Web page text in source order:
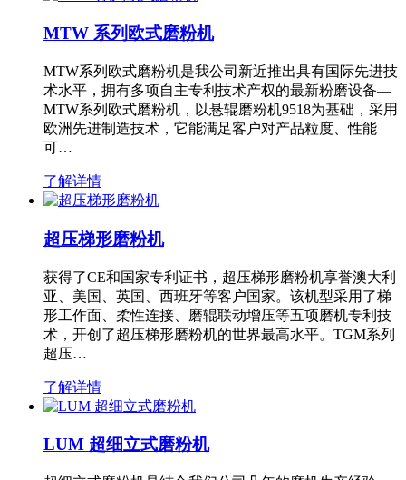
MTW 系列欧式磨粉机
MTW系列欧式磨粉机是我公司新近推出具有国际先进技
术水平，拥有多项自主专利技术产权的最新粉磨设备—
MTW系列欧式磨粉机，以悬辊磨粉机9518为基础，采用
欧洲先进制造技术，它能满足客户对产品粒度、性能
可…
了解详情
超压梯形磨粉机
获得了CE和国家专利证书，超压梯形磨粉机享誉澳大利
亚、美国、英国、西班牙等客户国家。该机型采用了梯
形工作面、柔性连接、磨辊联动增压等五项磨机专利技
术，开创了超压梯形磨粉机的世界最高水平。TGM系列
超压…
了解详情
LUM 超细立式磨粉机